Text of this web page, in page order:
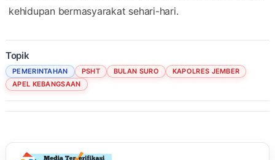
kehidupan bermasyarakat sehari-hari.
Topik
PEMERINTAHAN PSHT BULAN SURO
KAPOLRES JEMBER
APEL KEBANGSAAN